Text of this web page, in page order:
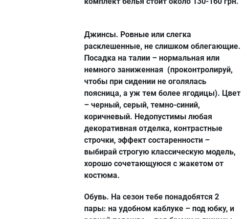
Джинсы. Ровные или слегка
расклешенные, не слишком облегающие.
Посадка на талии – нормальная или
немного заниженная (проконтролируй,
чтобы при сидении не оголялась
поясница, а уж тем более ягодицы). Цвет
– черный, серый, темно-синий,
коричневый. Недопустимы любая
декоративная отделка, контрастные
строчки, эффект состаренности –
выбирай строгую классическую модель,
хорошо сочетающуюся с жакетом от
костюма.
Обувь. На сезон тебе понадобятся 2
пары: на удобном каблуке – под юбку, и